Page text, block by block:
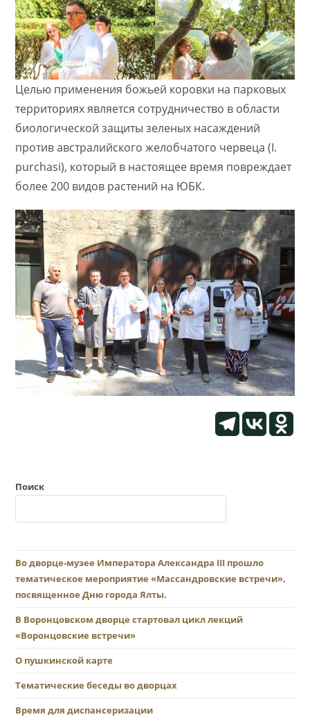
Целью применения божьей коровки на парковых
территориях является сотрудничество в области
биологической защиты зеленых насаждений
против австралийского желобчатого червеца (I.​
purchasi), который в настоящее время повреждает
более 200 видов растений на ЮБК.
Поиск
Во дворце-музее Императора Александра III прошло
тематическое мероприятие «Массандровские встречи»,
посвященное Дню города Ялты.
В Воронцовском дворце стартовал цикл лекций
«Воронцовские встречи»
О пушкинской карте
Тематические беседы во дворцах
Время для диспансеризации